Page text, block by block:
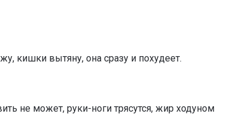
кишки вытяну, она сразу и похудеет.
не может, руки-ноги трясутся, жир ходуном